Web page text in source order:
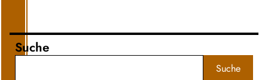
Suche
Suche